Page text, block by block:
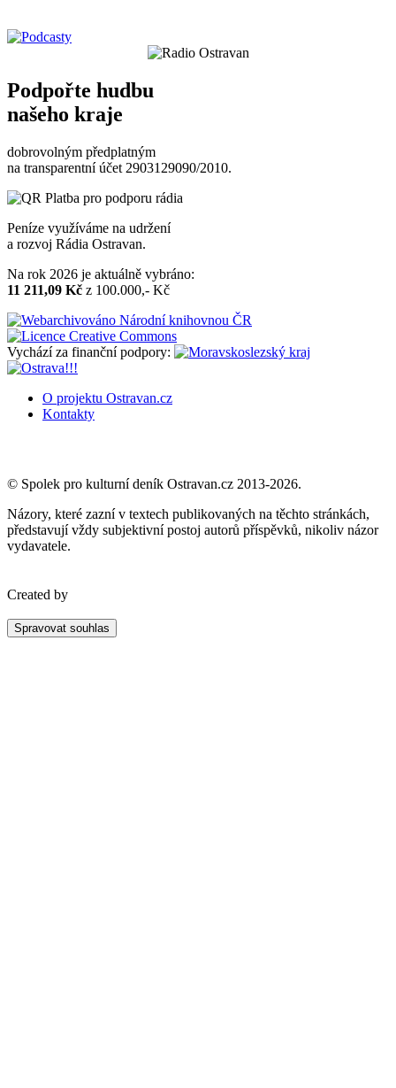
Podpořte hudbu
našeho kraje
dobrovolným předplatným
na transparentní účet 2903129090/2010.
Peníze využíváme na udržení
a rozvoj Rádia Ostravan.
Na rok 2026 je aktuálně vybráno:
11 211,09 Kč z 100.000,- Kč
Vychází za finanční podpory:
O projektu Ostravan.cz
Kontakty
© Spolek pro kulturní deník Ostravan.cz 2013-2026.
Názory, které zazní v textech publikovaných na těchto stránkách,
představují vždy subjektivní postoj autorů příspěvků, nikoliv názor
vydavatele.
Created by
Spravovat souhlas